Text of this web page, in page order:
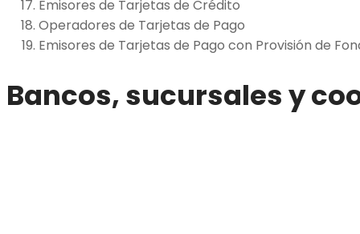
Emisores de Tarjetas de Crédito
Operadores de Tarjetas de Pago
Emisores de Tarjetas de Pago con Provisión de
Bancos, sucursales y